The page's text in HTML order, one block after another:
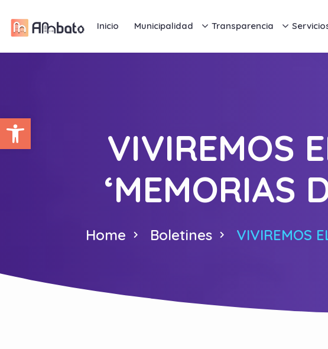
Abrir barra de herramientas
Inicio Municipalidad Transparencia
VIVIREMOS
‘MEMORIAS
Home Boletines VIVIREMOS